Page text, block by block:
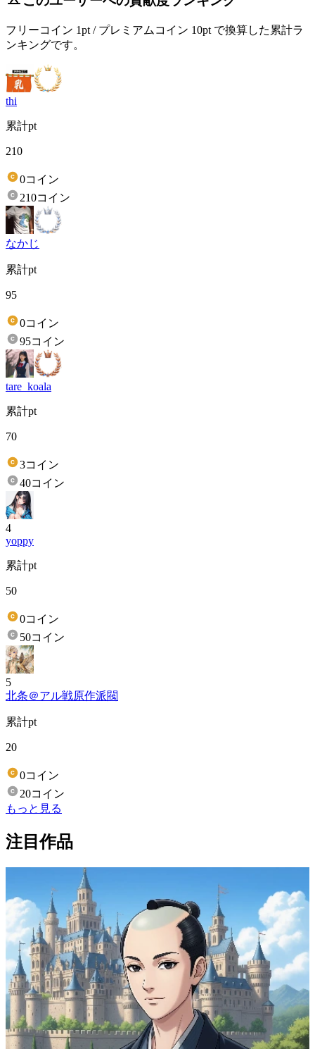
フリーコイン 1pt / プレミアムコイン 10pt で換算した累計ラ
ンキングです。
thi
累計pt
210
0コイン
210コイン
なかじ
累計pt
95
0コイン
95コイン
tare_koala
累計pt
70
3コイン
40コイン
4
yoppy
累計pt
50
0コイン
50コイン
5
北条＠アル戦原作派閥
累計pt
20
0コイン
20コイン
もっと見る
注目作品